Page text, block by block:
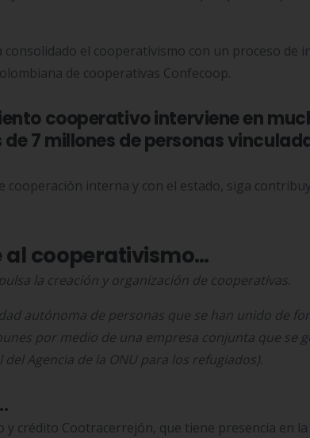
consolidado el cooperativismo con un proceso de
de cooperativas Confecoop.
cooperativo interviene en
7 millones de personas
cooperación interna y con el estado, siga
al cooperativismo…
la creación y organización de cooperativas.
autónoma de personas que se han unido de
por medio de una empresa conjunta que se
Agencia de la ONU para los refugiados).
crédito Cootracerrejón, que tiene presencia en